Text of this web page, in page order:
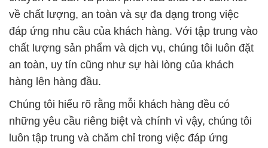
về chất lượng, an toàn và sự đa dạng trong việc
đáp ứng nhu cầu của khách hàng. Với tập trung vào
chất lượng sản phẩm và dịch vụ, chúng tôi luôn đặt
an toàn, uy tín cũng như sự hài lòng của khách
hàng lên hàng đầu.
Chúng tôi hiểu rõ rằng mỗi khách hàng đều có
những yêu cầu riêng biệt và chính vì vậy, chúng tôi
luôn tập trung và chăm chỉ trong việc đáp ứng